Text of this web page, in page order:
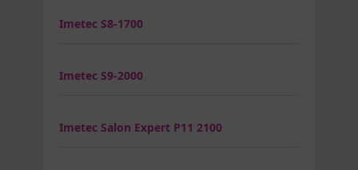
Imetec S8-1700
Imetec S9-2000
Imetec Salon Expert P11 2100